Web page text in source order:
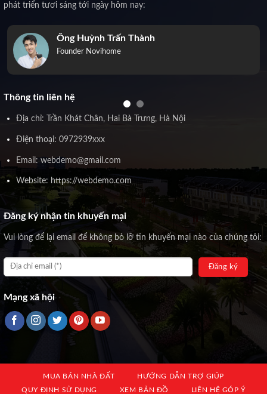
phát triển tươi sáng tới ngày hôm nay:
Ông Huỳnh Trấn Thành
Founder Novihome
Thông tin liên hệ
Địa chỉ: Trần Khát Chân, Hai Bà Trưng, Hà Nội
Điện thoại: 0972939xxx
Email: webdemo@gmail.com
Website: https://webdemo.com
Đăng ký nhận tin khuyến mại
Vui lòng để lại email để không bỏ lỡ tin khuyến mại nào của chúng tôi:
Mạng xã hội
MUA BÁN NHÀ ĐẤT
HƯỚNG DẪN TRỢ GIÚP
QUY ĐỊNH SỬ DỤNG
XEM BẢN ĐỒ LIÊN HỆ GÓP Ý